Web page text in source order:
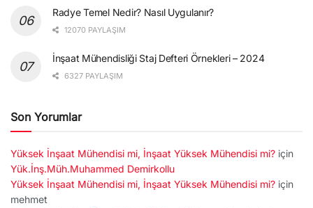
Radye Temel Nedir? Nasıl Uygulanır?
12070 PAYLAŞIM
İnşaat Mühendisliği Staj Defteri Örnekleri – 2024
6327 PAYLAŞIM
Son Yorumlar
Yüksek İnşaat Mühendisi mi, İnşaat Yüksek Mühendisi mi? için
Yük.İnş.Müh.Muhammed Demirkollu
Yüksek İnşaat Mühendisi mi, İnşaat Yüksek Mühendisi mi? için
mehmet